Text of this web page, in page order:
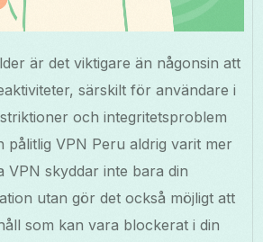
är det viktigare än någonsin att
särskilt för användare i
och integritetsproblem
pålitlig VPN Peru aldrig varit mer
VPN skyddar inte bara din
utan gör det också möjligt att
som kan vara blockerat i din